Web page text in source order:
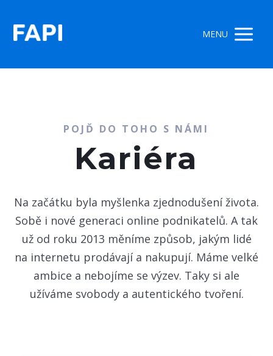
MENU
POJĎ DO TOHO S NÁMI
Kariéra
Na začátku byla myšlenka zjednodušení života.
Sobě i nové generaci online podnikatelů. A tak
už od roku 2013 měníme způsob, jakým lidé
na internetu prodávají a nakupují. Máme velké
ambice a nebojíme se výzev. Taky si ale
užíváme svobody a autentického tvoření.